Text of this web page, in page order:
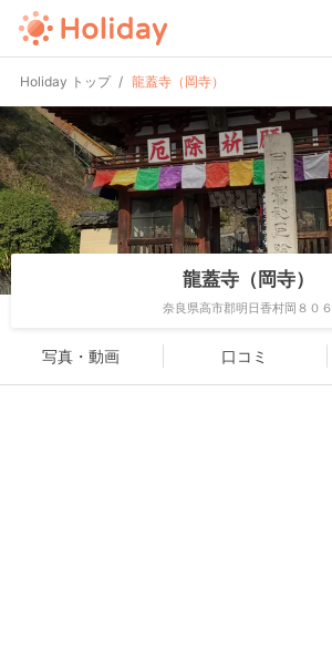
Holiday トップ 龍蓋寺（岡寺）
龍蓋寺（岡寺）
奈良県高市郡明日香村岡８０６
写真・動画 口コミ